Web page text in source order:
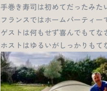
手巻き寿司は初めてだったみた
フランスではホームパーティー
ゲストは何もせず喜んでもてな
ホストはゆるいがしっかりもて